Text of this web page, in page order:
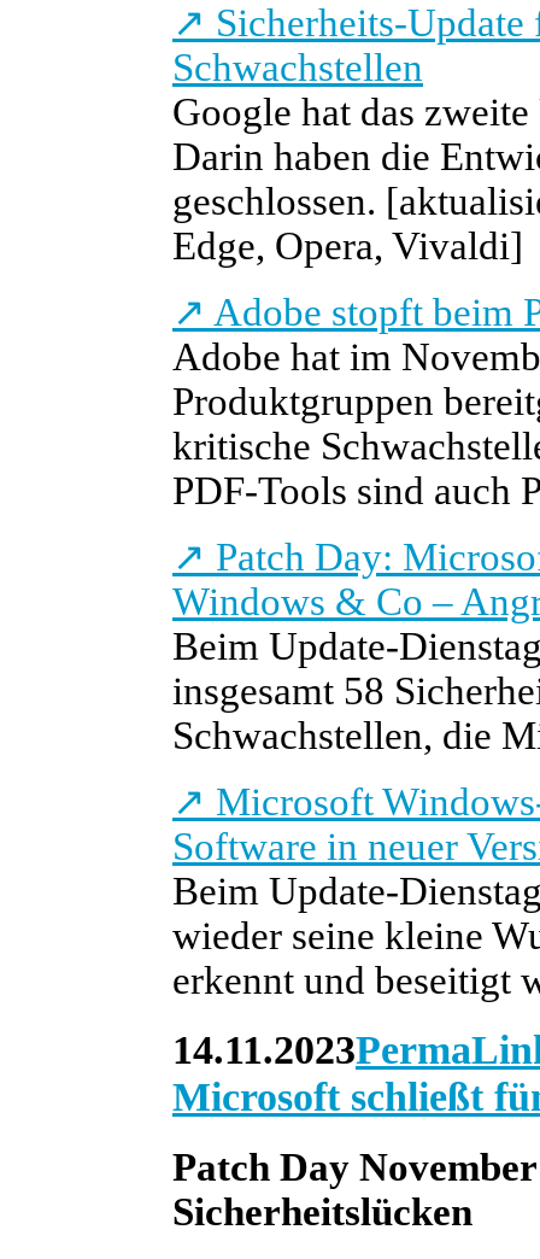
↗ Sicherheits-
Schwachstellen
Google hat das
Darin haben die
geschlossen.
Edge, Opera, Vivaldi]
↗ Adobe stopft beim
Adobe hat im
Produktgruppen
kritische
PDF-Tools sind auch
↗ Patch Day:
Windows & Co –
Beim Update-
insgesamt 58
Schwachstellen, die
↗ Microsoft
Software in neuer
Beim Update-
wieder seine kleine
erkennt und beseitigt
14.11.2023
Microsoft schließt
Patch Day
Sicherheitslücken